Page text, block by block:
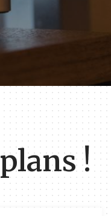
!